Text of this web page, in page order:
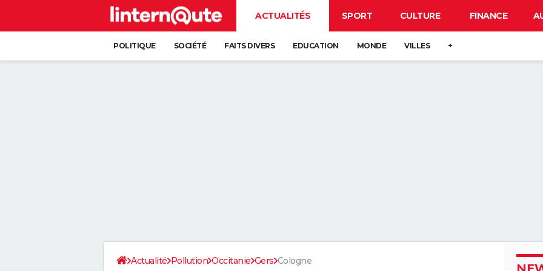
ACTUALITÉS SPORT CULTURE FINANCE
POLITIQUE SOCIÉTÉ FAITS DIVERS EDUCATION MONDE VILLES +
Actualité Pollution Occitanie Gers Cologne